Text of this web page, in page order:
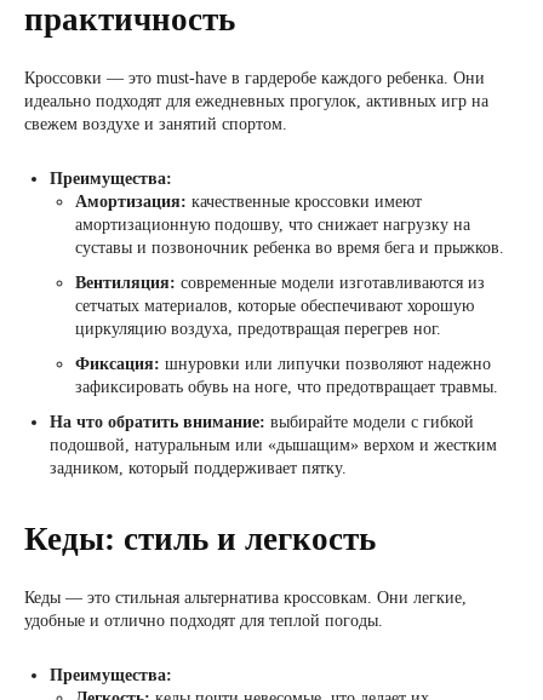
практичность
Кроссовки — это must-have в гардеробе каждого ребенка. Они
идеально подходят для ежедневных прогулок, активных игр на
свежем воздухе и занятий спортом.
Преимущества:
Амортизация: качественные кроссовки имеют
амортизационную подошву, что снижает нагрузку на
суставы и позвоночник ребенка во время бега и прыжков.
Вентиляция: современные модели изготавливаются из
сетчатых материалов, которые обеспечивают хорошую
циркуляцию воздуха, предотвращая перегрев ног.
Фиксация: шнуровки или липучки позволяют надежно
зафиксировать обувь на ноге, что предотвращает травмы.
На что обратить внимание: выбирайте модели с гибкой
подошвой, натуральным или «дышащим» верхом и жестким
задником, который поддерживает пятку.
Кеды: стиль и легкость
Кеды — это стильная альтернатива кроссовкам. Они легкие,
удобные и отлично подходят для теплой погоды.
Преимущества: